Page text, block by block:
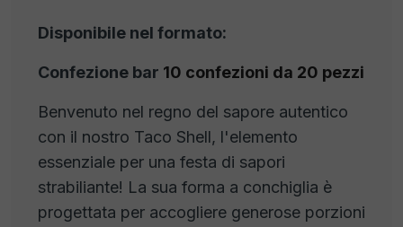
Disponibile nel formato:
Confezione bar 10 confezioni da 20 pezzi
Benvenuto nel regno del sapore autentico
con il nostro Taco Shell, l'elemento
essenziale per una festa di sapori
strabiliante! La sua forma a conchiglia è
progettata per accogliere generose porzioni